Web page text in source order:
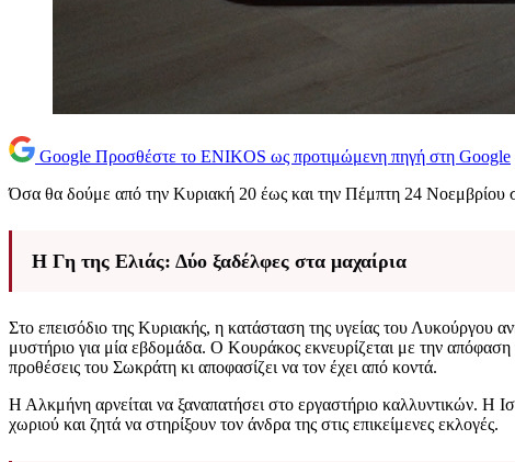
Google Προσθέστε το ENIKOS ως προτιμώμενη πηγή στη Google
Όσα θα δούμε από την Κυριακή 20 έως και την Πέμπτη 24 Νοεμβρίου
Η Γη της Ελιάς: Δύο ξαδέλφες στα μαχαίρια
Στο επεισόδιο της Κυριακής, η κατάσταση της υγείας του Λυκούργου
μυστήριο για μία εβδομάδα. Ο Κουράκος εκνευρίζεται με την
προθέσεις του Σωκράτη κι αποφασίζει να τον έχει από κοντά.
Η Αλκμήνη αρνείται να ξαναπατήσει στο εργαστήριο καλλυντικών. Η
χωριού και ζητά να στηρίξουν τον άνδρα της στις επικείμενες εκλογές.